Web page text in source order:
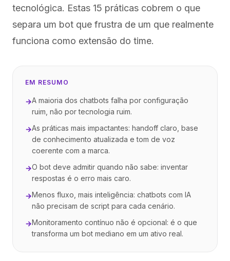
tecnológica. Estas 15 práticas cobrem o que
separa um bot que frustra de um que realmente
funciona como extensão do time.
EM RESUMO
→A maioria dos chatbots falha por configuração
ruim, não por tecnologia ruim.
→As práticas mais impactantes: handoff claro, base
de conhecimento atualizada e tom de voz
coerente com a marca.
→O bot deve admitir quando não sabe: inventar
respostas é o erro mais caro.
→Menos fluxo, mais inteligência: chatbots com IA
não precisam de script para cada cenário.
→Monitoramento contínuo não é opcional: é o que
transforma um bot mediano em um ativo real.